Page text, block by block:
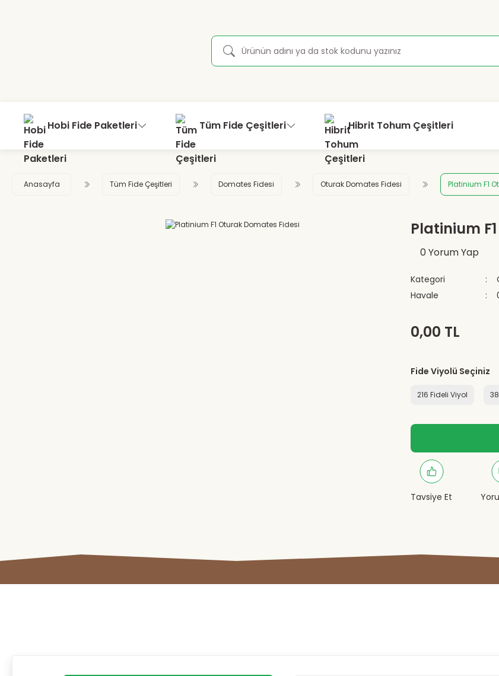
Hobi Fide Paketleri Tüm Fide Çeşitleri Hibrit Tohum Çeşitleri
Anasayfa Tüm Fide Çeşitleri Domates Fidesi Oturak Domates Fidesi Platinium F1
Platinium
0 Yorum Yap
Kategori
Havale
0,00 TL
Fide Viyolü Seçiniz
216 Fideli Viyol
Tavsiye Et